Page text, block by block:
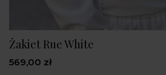
Żakiet Rue White
569,00 zł